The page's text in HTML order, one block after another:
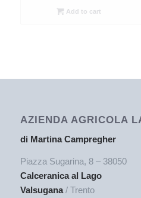
Add to cart
AZIENDA AGRICOLA
di Martina Campregher
Piazza Sugarina, 8 – 38050
Calceranica al Lago
Valsugana/ Trento